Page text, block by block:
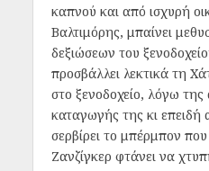
καπνού και από ισχυρή
Βαλτιμόρης, μπαίνει
δεξιώσεων του
προσβάλλει λεκτικά τη
στο ξενοδοχείο, λόγω της
καταγωγής της κι επειδή
σερβίρει το μπέρμπον που
Ζανζίγκερ φτάνει να